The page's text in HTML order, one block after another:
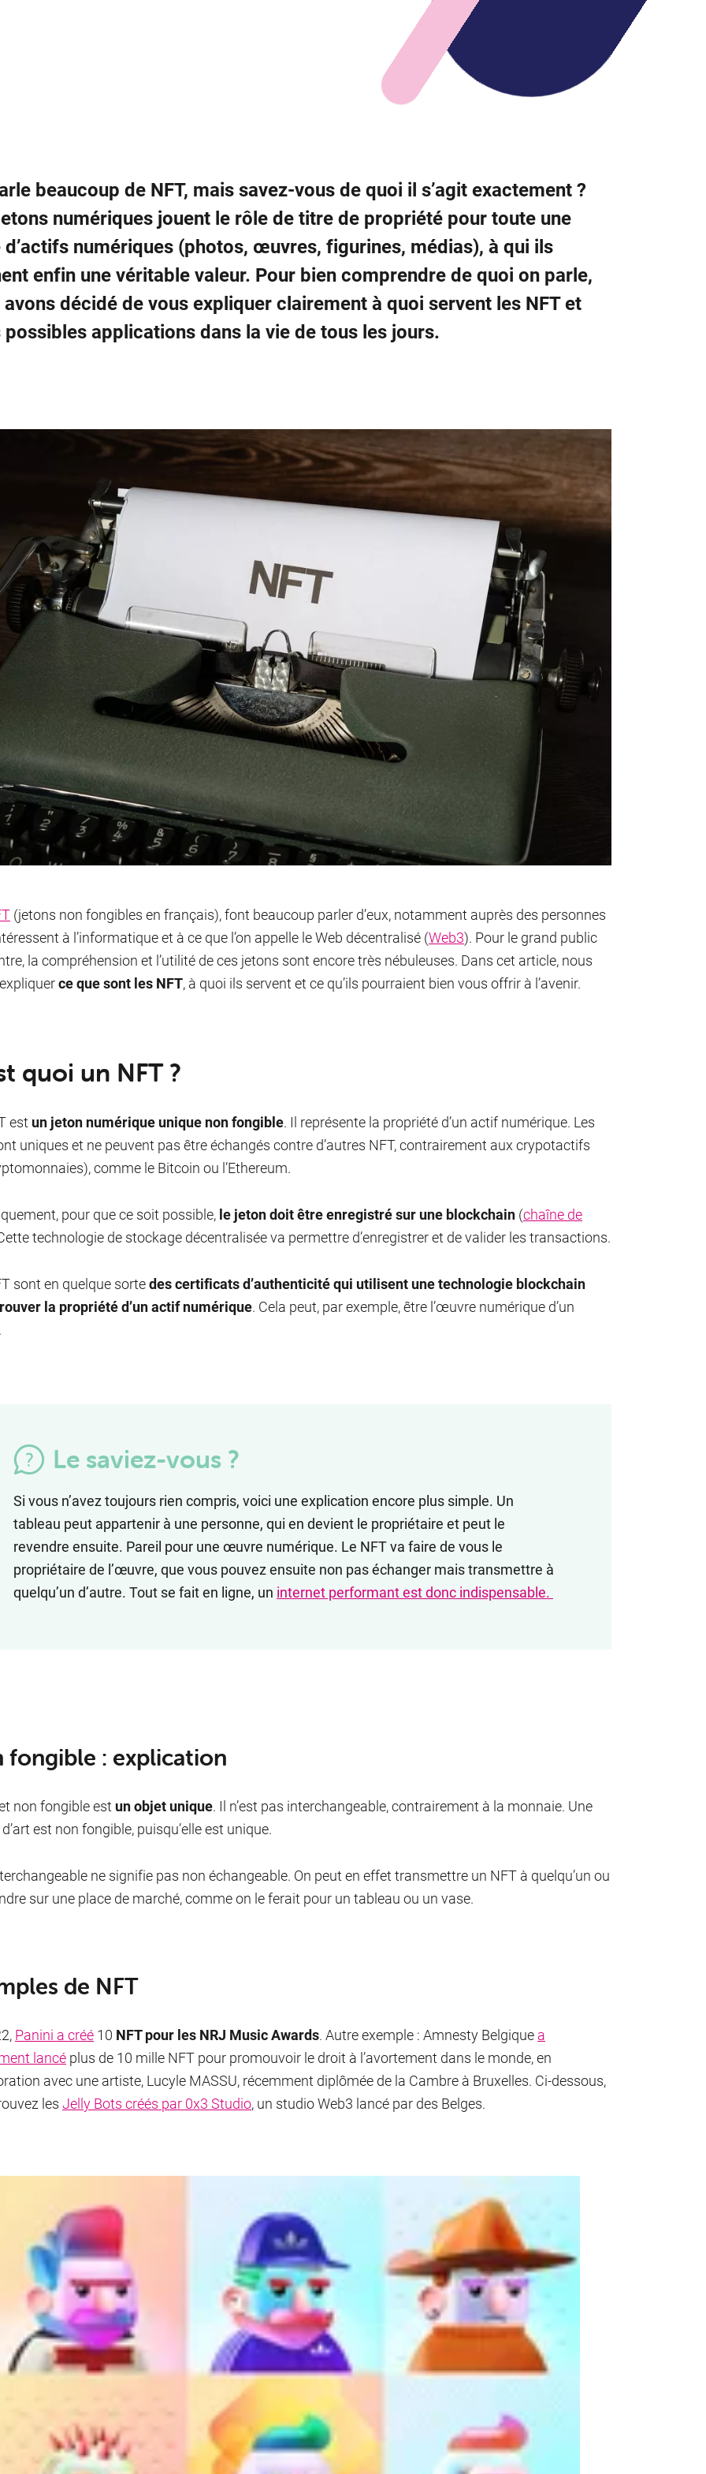
beaucoup de NFT, mais savez-vous de quoi il s’agit exactement ?
numériques jouent le rôle de titre de propriété pour toute une
d’actifs numériques (photos, œuvres, figurines, médias), à qui ils
enfin une véritable valeur. Pour bien comprendre de quoi on parle,
avons décidé de vous expliquer clairement à quoi servent les NFT et
possibles applications dans la vie de tous les jours.
(jetons non fongibles en français), font beaucoup parler d’eux, notamment auprès des personnes
à l’informatique et à ce que l’on appelle le Web décentralisé (Web3). Pour le grand public
la compréhension et l’utilité de ces jetons sont encore très nébuleuses. Dans cet article, nous
ce que sont les NFT, à quoi ils servent et ce qu’ils pourraient bien vous offrir à l’avenir.
quoi un NFT ?
est un jeton numérique unique non fongible. Il représente la propriété d’un actif numérique. Les
uniques et ne peuvent pas être échangés contre d’autres NFT, contrairement aux crypotactifs
comme le Bitcoin ou l’Ethereum.
pour que ce soit possible, le jeton doit être enregistré sur une blockchain (chaîne de
technologie de stockage décentralisée va permettre d’enregistrer et de valider les transactions.
sont en quelque sortedes certificats d’authenticité qui utilisent une technologie blockchain
la propriété d’un actif numérique. Cela peut, par exemple, être l’œuvre numérique d’un
Le saviez-vous ?
Si vous n’avez toujours rien compris, voici une explication encore plus simple. Un
tableau peut appartenir à une personne, qui en devient le propriétaire et peut le
revendre ensuite. Pareil pour une œuvre numérique. Le NFT va faire de vous le
propriétaire de l’œuvre, que vous pouvez ensuite non pas échanger mais transmettre à
quelqu’un d’autre. Tout se fait en ligne, un internet performant est donc indispensable.
fongible : explication
non fongible est un objet unique. Il n’est pas interchangeable, contrairement à la monnaie. Une
est non fongible, puisqu’elle est unique.
ne signifie pas non échangeable. On peut en effet transmettre un NFT à quelqu’un ou
sur une place de marché, comme on le ferait pour un tableau ou un vase.
de NFT
Panini a créé 10 NFT pour les NRJ Music Awards. Autre exemple : Amnesty Belgique a
lancé plus de 10 mille NFT pour promouvoir le droit à l’avortement dans le monde, en
avec une artiste, Lucyle MASSU, récemment diplômée de la Cambre à Bruxelles. Ci-dessous,
les Jelly Bots créés par 0x3 Studio, un studio Web3 lancé par des Belges.